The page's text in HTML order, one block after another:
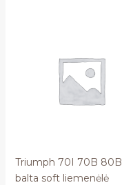
Triumph 70I 70B 80B
balta soft liemenėlė